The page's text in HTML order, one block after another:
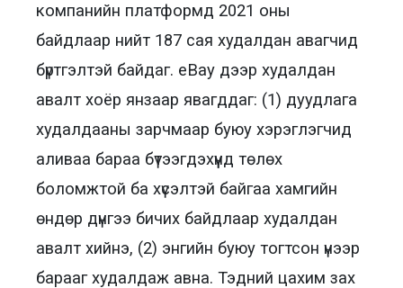
компанийн платформд 2021 оны
байдлаар нийт 187 сая худалдан авагчид
бүртгэлтэй байдаг. eBay дээр худалдан
авалт хоёр янзаар явагддаг: (1) дуудлага
худалдааны зарчмаар буюу хэрэглэгчид
аливаа бараа бүтээгдэхүүнд төлөх
боломжтой ба хүсэлтэй байгаа хамгийн
өндөр дүнгээ бичих байдлаар худалдан
авалт хийнэ, (2) энгийн буюу тогтсон үнээр
барааг худалдаж авна. Тэдний цахим зах